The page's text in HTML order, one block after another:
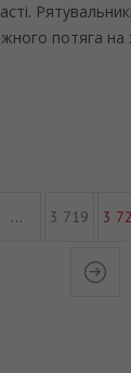
потяга на
… 3 719 3